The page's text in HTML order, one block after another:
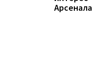
Арсенала